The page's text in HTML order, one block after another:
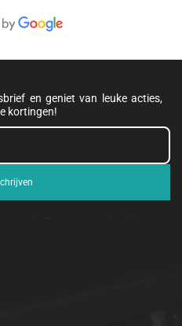
en geniet van leuke acties,
kortingen!